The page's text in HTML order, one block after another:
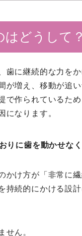
はどうして？
歯に継続的な力を
が増え、移動が追
で作られているた
になります。
りに歯を動かせなく
かけ方が「非常に
続的にかける設計
せん。